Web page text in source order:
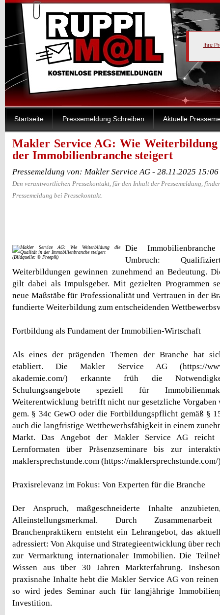
Ihre
Startseite Pressemeldung Schreiben Aktuelle
Makler Service AG: Wie
der Immobilienbranche steigert
Pressemeldung von: Makler Service AG - 28.11.2025
Den verantwortlichen Pressekontakt, für den Inhalt der Pressemeldung,
Pressemeldung bei Pressekontakt.
(Bildquelle: © Freepik)
Die
Umbruch:
Weiterbildungen gewinnen zunehmend an Bedeutung.
gilt dabei als Impulsgeber. Mit gezielten Programmen
neue Maßstäbe für Professionalität und Vertrauen in der
fundierte Weiterbildung zum entscheidenden
Fortbildung als Fundament der Immobilien-Wirtschaft
Als eines der prägenden Themen der Branche hat
etabliert. Die Makler Service AG (https://
akademie.com/) erkannte früh die
Schulungsangebote speziell für
Weiterentwicklung betrifft nicht nur gesetzliche
gem. § 34c GewO oder die Fortbildungspflicht gemäß §
auch die langfristige Wettbewerbsfähigkeit in einem
Markt. Das Angebot der Makler Service AG reicht
Lernformaten über Präsenzseminare bis zur
maklersprechstunde.com (https://maklersprechstunde.com/
Praxisrelevanz im Fokus: Von Experten für die Branche
Der Anspruch, maßgeschneiderte Inhalte
Alleinstellungsmerkmal. Durch
Branchenpraktikern entsteht ein Lehrangebot, das
adressiert: Von Akquise und Strategieentwicklung über
zur Vermarktung internationaler Immobilien. Die
Wissen aus über 30 Jahren Markterfahrung.
praxisnahe Inhalte hebt die Makler Service AG von
so wird jedes Seminar auch für langjährige
Investition.